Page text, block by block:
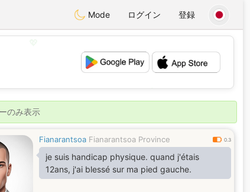
Mode ログイン 登録
💕
のみ表示
Fianarantsoa Fianarantsoa Province 0.3
je suis handicap physique. quand j'étais
12ans, j'ai blessé sur ma pied gauche.